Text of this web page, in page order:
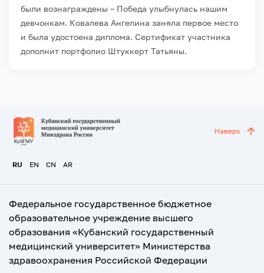
были вознаграждены – Победа улыбнулась нашим
девчонкам. Ковалева Ангелина заняла первое место
и была удостоена диплома. Сертификат участника
дополнит портфолио Штуккерт Татьяны.
RU EN CN AR
Наверх
Федеральное государственное бюджетное
образовательное учреждение высшего
образования «Кубанский государственный
медицинский университет» Министерства
здравоохранения Российской Федерации